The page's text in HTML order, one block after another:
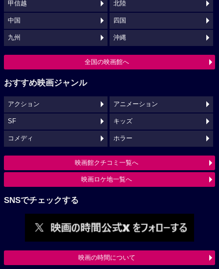
甲信越 北陸
中国 四国
九州 沖縄
全国の映画館へ
おすすめ映画ジャンル
アクション アニメーション
SF キッズ
コメディ ホラー
映画館クチコミ一覧へ
映画ロケ地一覧へ
SNSでチェックする
映画の時間について